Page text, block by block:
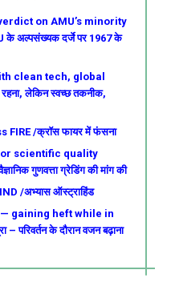
on AMU’s minority
के अल्पसंख्यक दर्जे पर 1967 के
clean tech, global
लेकिन स्वच्छ तकनीक,
FIRE /क्रॉस फायर में फंसना
scientific quality
गुणवत्ता ग्रेडिंग की मांग की
/अभ्यास ऑस्ट्राहिंड
— gaining heft while in
परिवर्तन के दौरान वजन बढ़ाना